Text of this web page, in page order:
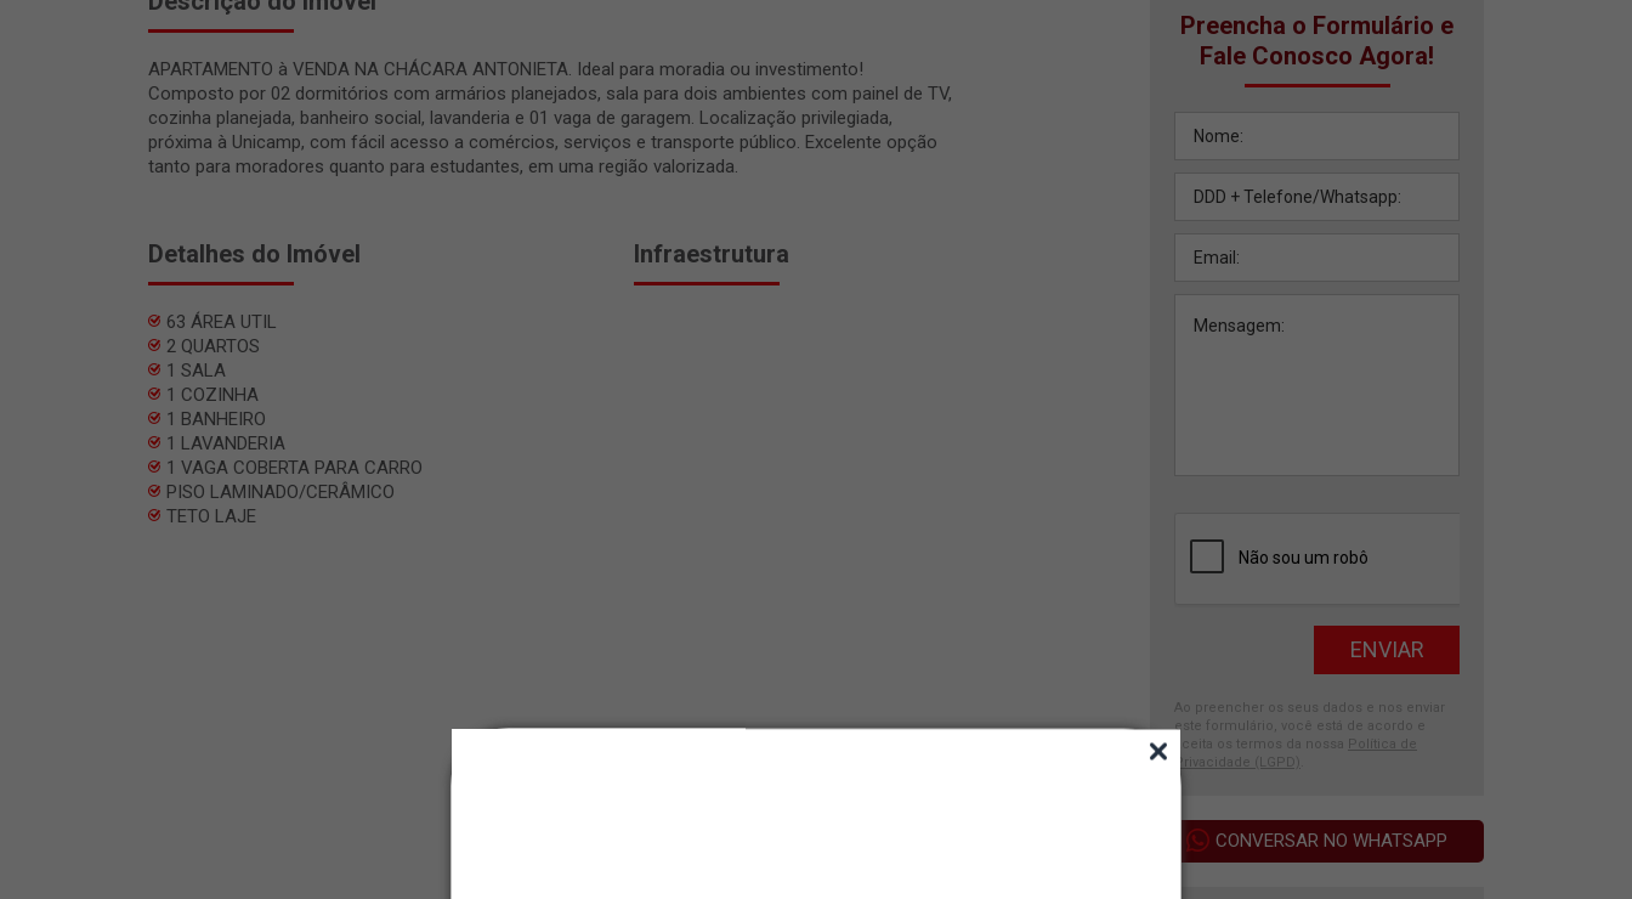
APARTAMENTO à VENDA NA CHÁCARA ANTONIETA. Ideal para moradia ou investimento!
Composto por 02 dormitórios com armários planejados, sala para dois ambientes com painel de TV,
cozinha planejada, banheiro social, lavanderia e 01 vaga de garagem. Localização privilegiada,
próxima à Unicamp, com fácil acesso a comércios, serviços e transporte público. Excelente opção
tanto para moradores quanto para estudantes, em uma região valorizada.
Detalhes do Imóvel
63 ÁREA UTIL
2 QUARTOS
1 SALA
1 COZINHA
1 BANHEIRO
1 LAVANDERIA
1 VAGA COBERTA PARA CARRO
PISO LAMINADO/CERÂMICO
TETO LAJE
Infraestrutura
Preencha o Formulário e
Fale Conosco Agora!
Ao preencher os seus dados e nos enviar
este formulário, você está de acordo e
aceita os termos da nossa
Política de
Privacidade (LGPD)
CONVERSAR NO WHATSAPP